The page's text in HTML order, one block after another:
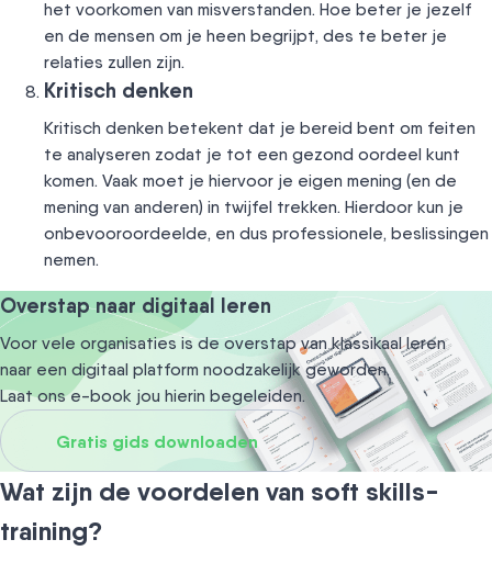
het voorkomen van misverstanden. Hoe beter je jezelf
en de mensen om je heen begrijpt, des te beter je
relaties zullen zijn.
Kritisch denken
Kritisch denken betekent dat je bereid bent om feiten
te analyseren zodat je tot een gezond oordeel kunt
komen. Vaak moet je hiervoor je eigen mening (en de
mening van anderen) in twijfel trekken. Hierdoor kun je
onbevooroordeelde, en dus professionele, beslissingen
nemen.
Overstap naar digitaal leren
Voor vele organisaties is de overstap van klassikaal leren
naar een digitaal platform noodzakelijk geworden.
Laat ons e-book jou hierin begeleiden.
Gratis gids downloaden
Wat zijn de voordelen van soft skills-
training?